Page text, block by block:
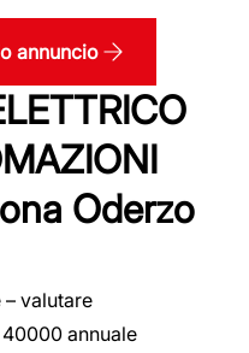
annuncio
Oderzo
valutare
annuale